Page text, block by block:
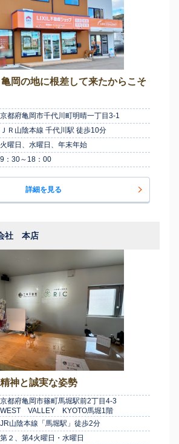
岡の地に根差して来たからこそ
京都府亀岡市千代川町明晴一丁目3-1
ＪＲ山陰本線 千代川駅 徒歩10分
火曜日、水曜日、年末年始
9：30～18：00
詳細を見る
社 本店
神と誠実な姿勢
京都府亀岡市篠町馬堀駅前2丁目4-3
WEST VALLEY KYOTO馬堀1階
JR山陰本線「馬堀駅」徒歩2分
第２、第4火曜日・水曜日